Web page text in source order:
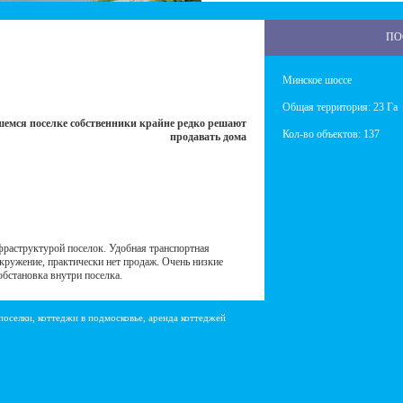
поселке собственники крайне редко решают
продавать дома
поселок. Удобная транспортная
практически нет продаж. Очень низкие
внутри поселка.
Минское шоссе
Общая территория: 23 Га
Кол-во объектов: 137
коттеджи в подмосковье, аренда коттеджей